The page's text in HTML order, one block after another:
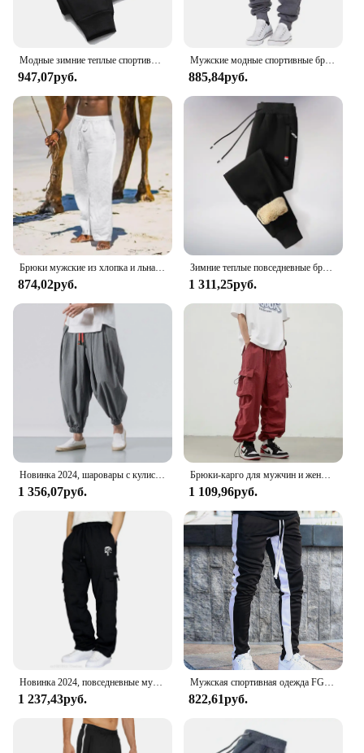
Модные зимние теплые спортивные брюки с надписью, мужские повседневные джоггеры, брюки, мужские Модные свободные мягкие брюки
947,07руб.
Мужские модные спортивные брюки на осень и зиму, брюки для бега на шнуровке, брюки, повседневные мешковатые брюки, спортивные брюки
885,84руб.
Брюки мужские из хлопка и льна, свободные модные повседневные длинные штаны с эластичным поясом, уличная одежда, легкие штаны, большие размеры
874,02руб.
Зимние теплые повседневные брюки из овечьей шерсти, мужские спортивные штаны для фитнеса и бега, мужские однотонные брюки на шнурке, флисовые прямые брюки M-5Xl
1 311,25руб.
Новинка 2024, шаровары с кулиской, мужские мешковатые штаны для бега, японские мужские брюки с широкими штанинами и промежностью, мужские Модные повседневные свободные брюки
1 356,07руб.
Брюки-карго для мужчин и женщин, джоггеры с несколькими карманами, шаровары с эластичным поясом, Повседневная Уличная одежда в стиле хип-хоп, спортивные штаны-карандаш
1 109,96руб.
Новинка 2024, повседневные мужские свободные брюки для бега в стиле хип-хоп, модные утепленные полукомбинезоны
1 237,43руб.
Мужская спортивная одежда FGKKS, облегающие спортивные штаны для фитнеса, черные спортивные штаны для бега, новинка 2023
822,61руб.